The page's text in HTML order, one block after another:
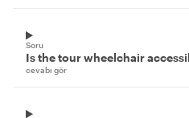
Soru
Is the tour wheelchair
cevabı gör